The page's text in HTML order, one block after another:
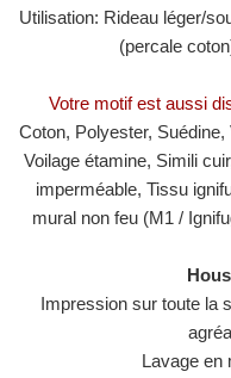
Utilisation: Rideau léger/
(percale
Votre motif est aussi
Coton, Polyester,
Voilage étamine, Simili
imperméable, Tissu
mural non feu (M1 /
Impression sur toute la
Lavage en